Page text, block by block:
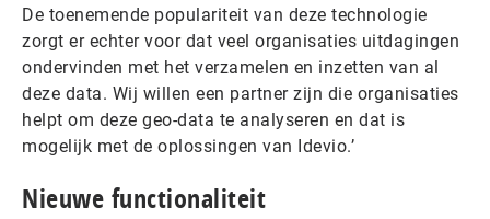
De toenemende populariteit van deze technologie
zorgt er echter voor dat veel organisaties uitdagingen
ondervinden met het verzamelen en inzetten van al
deze data. Wij willen een partner zijn die organisaties
helpt om deze geo-data te analyseren en dat is
mogelijk met de oplossingen van Idevio.’
Nieuwe functionaliteit